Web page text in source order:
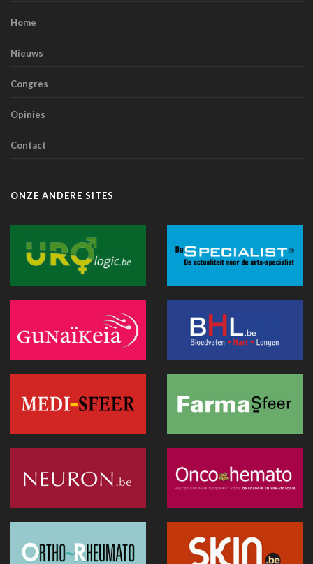
voorzichtigheid bij verspreiden van informatie
Belgen blijven de meest terughoudende Europeanen
07 juli 2026 - 09:34
Belgische primeur: Imeldaziekenhuis zet AI in voor
Anthropic lanceert “Claude Science”, een AI-werkomgeving
voor biomedisch onderzoek
Belgische primeur: een immersieve virtual reality-capsule
doet zijn intrede in het CNP Saint-Martin
Europese Commissie wil snellere uitrol van AI in de
28 juni 2026 - 13:40
Hitte: Storing bij elektronisch patiëntendossier in AZ Sint-
Lucas van de baan
Doktr wil uitgroeien tot een allesomvattend zorgplatform
oververhitte server in Parijs
25 juni 2026 - 11:12
Home
Nieuws
Congres
Opinies
Contact
ONZE ANDERE SITES